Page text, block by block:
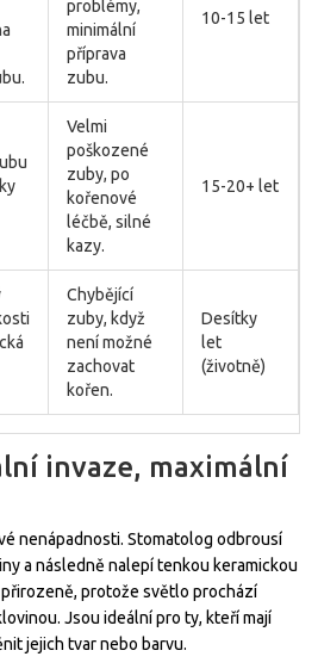
problémy,
minimální
příprava
zubu.
10-15 let
Velmi
poškozené
zuby, po
kořenové
léčbě, silné
kazy.
15-20+ let
Chybějící
zuby, když
není možné
zachovat
kořen.
Desítky
let
(životně)
invaze, maximální
nenápadnosti. Stomatolog odbrousí
a následně nalepí tenkou keramickou
protože světlo prochází
Jsou ideální pro ty, kteří mají
jejich tvar nebo barvu.